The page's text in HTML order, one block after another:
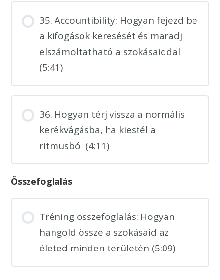
35. Accountibility: Hogyan fejezd be
a kifogások keresését és maradj
elszámoltatható a szokásaiddal
(5:41)
36. Hogyan térj vissza a normális
kerékvágásba, ha kiestél a
ritmusból (4:11)
Összefoglalás
Tréning összefoglalás: Hogyan
hangold össze a szokásaid az
életed minden területén (5:09)